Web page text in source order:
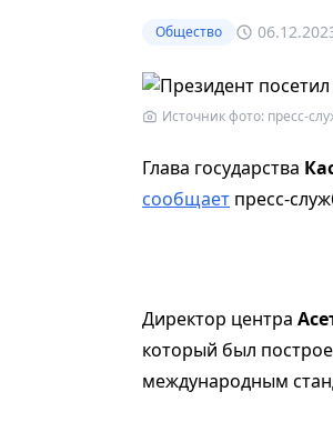
Общество
Источник фото: пресс-
Глава государства
сообщает пресс-
Директор центра
который был
международным